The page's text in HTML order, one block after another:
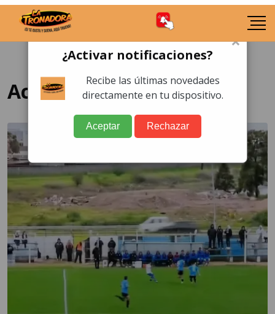
Accidente
×
¿Activar notificaciones?
Recibe las últimas novedades
directamente en tu dispositivo.
Aceptar Rechazar